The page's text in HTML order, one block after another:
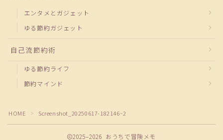
エンタメとガジェット
ゆる節約ガジェット
自己流節約術
ゆる節約ライフ
節約マインド
HOME ＞ Screenshot_20250617-182146~2
2025–2026 おうちで冒険メモ